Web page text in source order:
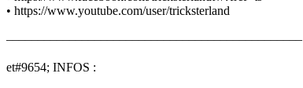
• https://www.youtube.com/user/tricksterland
–––––––––––––––––––––––––––––––––––––––––––––––
et#9654; INFOS :